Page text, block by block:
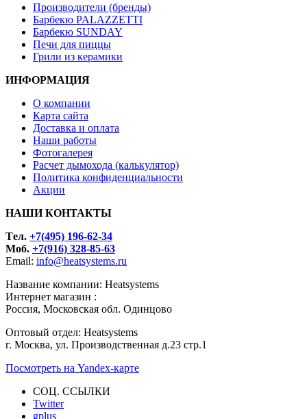
Производители (бренды)
Барбекю PALAZZETTI
Барбекю SUNDAY
Печи для пиццы
Грили из керамики
ИНФОРМАЦИЯ
О компании
Карта сайта
Доставка и оплата
Наши работы
Фотогалерея
Расчет дымохода (калькулятор)
Политика конфиденциальности
Акции
НАШИ КОНТАКТЫ
Tел. +7(495) 196-62-34
Моб. +7(916) 328-85-63
Email: info@heatsystems.ru
Название компании: Heatsystems
Интернет магазин :
Россия, Московская обл. Одинцово
Оптовый отдел: Heatsystems
г. Москва, ул. Производственная д.23 стр.1
Посмотреть на Yandex-карте
СОЦ. ССЫЛКИ
Twitter
gplus